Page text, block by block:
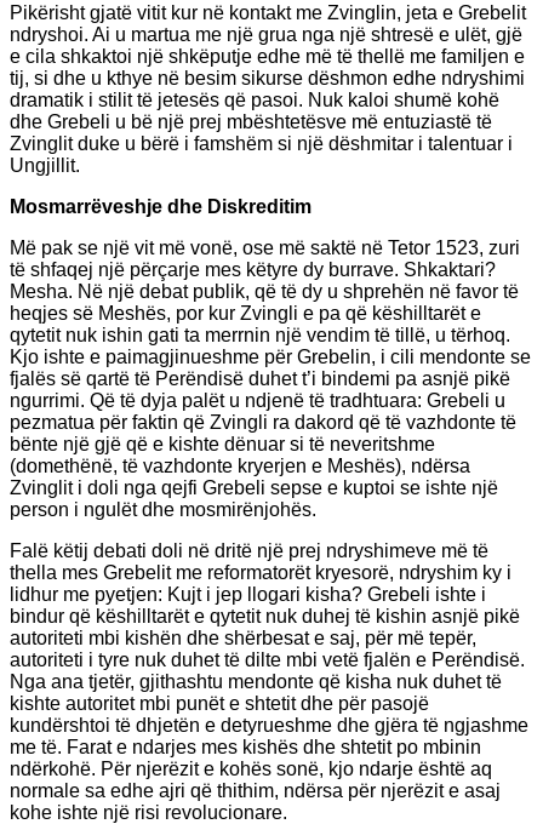
Pikërisht gjatë vitit kur në kontakt me Zvinglin, jeta e Grebelit
ndryshoi. Ai u martua me një grua nga një shtresë e ulët, gjë
e cila shkaktoi një shkëputje edhe më të thellë me familjen e
tij, si dhe u kthye në besim sikurse dëshmon edhe ndryshimi
dramatik i stilit të jetesës që pasoi. Nuk kaloi shumë kohë
dhe Grebeli u bë një prej mbështetësve më entuziastë të
Zvinglit duke u bërë i famshëm si një dëshmitar i talentuar i
Ungjillit.
Mosmarrëveshje dhe Diskreditim
Më pak se një vit më vonë, ose më saktë në Tetor 1523, zuri
të shfaqej një përçarje mes këtyre dy burrave. Shkaktari?
Mesha. Në një debat publik, që të dy u shprehën në favor të
heqjes së Meshës, por kur Zvingli e pa që këshilltarët e
qytetit nuk ishin gati ta merrnin një vendim të tillë, u tërhoq.
Kjo ishte e paimagjinueshme për Grebelin, i cili mendonte se
fjalës së qartë të Perëndisë duhet t’i bindemi pa asnjë pikë
ngurrimi. Që të dyja palët u ndjenë të tradhtuara: Grebeli u
pezmatua për faktin që Zvingli ra dakord që të vazhdonte të
bënte një gjë që e kishte dënuar si të neveritshme
(domethënë, të vazhdonte kryerjen e Meshës), ndërsa
Zvinglit i doli nga qejfi Grebeli sepse e kuptoi se ishte një
person i ngulët dhe mosmirënjohës.
Falë këtij debati doli në dritë një prej ndryshimeve më të
thella mes Grebelit me reformatorët kryesorë, ndryshim ky i
lidhur me pyetjen: Kujt i jep llogari kisha? Grebeli ishte i
bindur që këshilltarët e qytetit nuk duhej të kishin asnjë pikë
autoriteti mbi kishën dhe shërbesat e saj, për më tepër,
autoriteti i tyre nuk duhet të dilte mbi vetë fjalën e Perëndisë.
Nga ana tjetër, gjithashtu mendonte që kisha nuk duhet të
kishte autoritet mbi punët e shtetit dhe për pasojë
kundërshtoi të dhjetën e detyrueshme dhe gjëra të ngjashme
me të. Farat e ndarjes mes kishës dhe shtetit po mbinin
ndërkohë. Për njerëzit e kohës sonë, kjo ndarje është aq
normale sa edhe ajri që thithim, ndërsa për njerëzit e asaj
kohe ishte një risi revolucionare.